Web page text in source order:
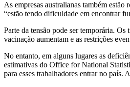
As empresas australianas também
“estão tendo dificuldade em encontrar
Parte da tensão pode ser temporária.
vacinação aumentam e as restrições
No entanto, em alguns lugares as
estimativas do Office for National
para esses trabalhadores entrar no